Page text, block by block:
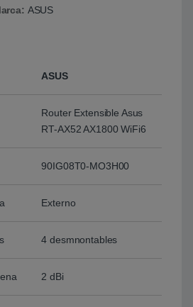
ASUS
ASUS
Router Extensible Asus
RT-AX52 AX1800 WiFi6
90IG08T0-MO3H00
Externo
4 desmnontables
2 dBi